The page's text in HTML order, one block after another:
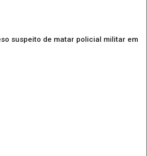
suspeito de matar policial militar em